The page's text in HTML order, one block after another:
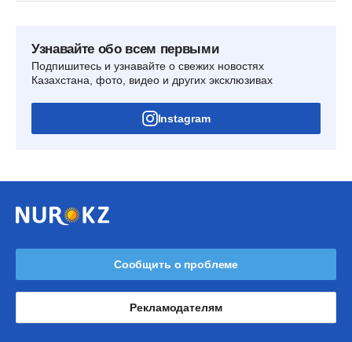
Узнавайте обо всем первыми
Подпишитесь и узнавайте о свежих новостях
Казахстана, фото, видео и других эксклюзивах
Instagram
Сообщить о проблеме
Рекламодателям